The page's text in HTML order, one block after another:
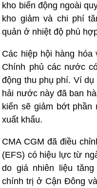
kho biến động ngoài
kho giảm và chi phí
quản ở nhiệt độ phù
Các hiệp hội hàng hóa
Chính phủ các nước
động thu phụ phí. Ví
hải nước này đã ban
kiến sẽ giảm bớt phần
xuất khẩu.
CMA CGM đã điều
(EFS) có hiệu lực từ
do giá nhiên liệu
chính trị ở Cận Đông